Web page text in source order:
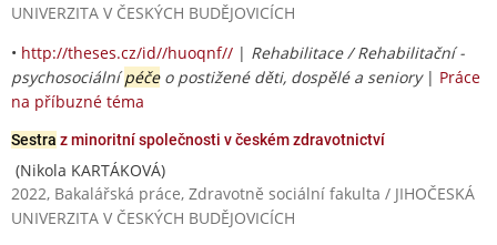
UNIVERZITA V ČESKÝCH BUDĚJOVICÍCH
• http://theses.cz/id//huoqnf// | Rehabilitace / Rehabilitační -
psychosociálnípéčeo postižené děti, dospělé a seniory| Práce
na příbuzné téma
Sestra z minoritní společnosti v českém zdravotnictví
(Nikola KARTÁKOVÁ)
2022, Bakalářská práce, Zdravotně sociální fakulta / JIHOČESKÁ
UNIVERZITA V ČESKÝCH BUDĚJOVICÍCH